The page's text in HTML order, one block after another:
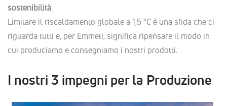
sostenibilità.
Limitare il riscaldamento globale a 1,5 °C è una sfida che ci
riguarda tutti e, per Emmeti, significa ripensare il modo in
cui produciamo e consegniamo i nostri prodotti.
I nostri 3 impegni per la Produzione